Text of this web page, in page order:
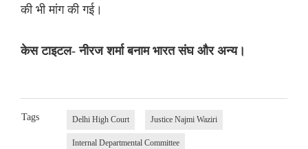
की भी मांग की गई।
केस टाइटल- नीरज शर्मा बनाम भारत संघ और अन्य।
Tags Delhi High Court Justice Najmi Waziri
Internal Departmental Committee